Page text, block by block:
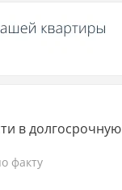
в долгосрочную
факту